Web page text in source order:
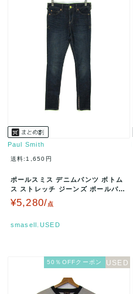
Paul Smith
送料:1,650円
ポールスミス デニムパンツ ボトム
ス ストレッチ ジーンズ ポールバイ
レディース 38サイズ イン…
¥5,280/点
smasell.USED
50％OFFクーポン